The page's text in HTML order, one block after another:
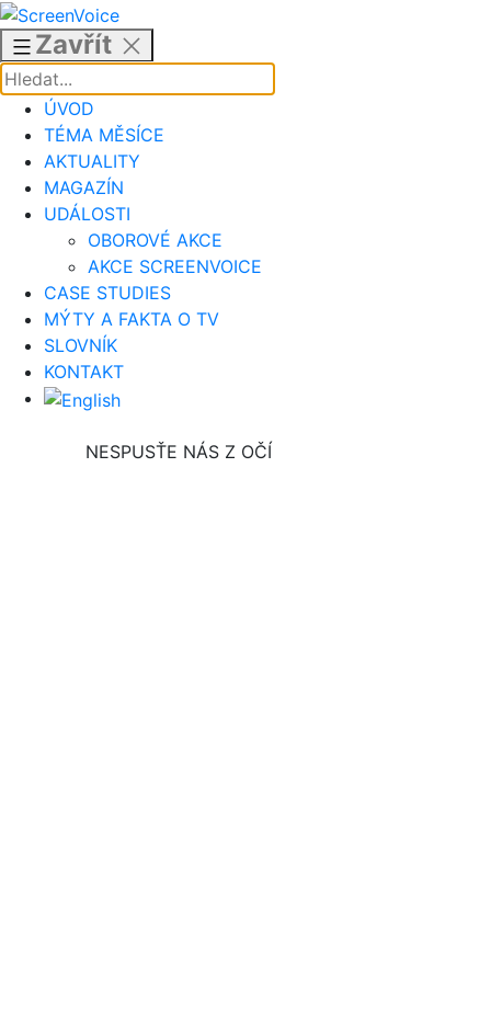
Přejít
obsahu
Zavřít
ÚVOD
TÉMA MĚSÍCE
AKTUALITY
MAGAZÍN
UDÁLOSTI
OBOROVÉ AKCE
AKCE SCREENVOICE
CASE STUDIES
MÝTY A FAKTA O TV
SLOVNÍK
KONTAKT
NESPUSŤE NÁS Z OČÍ